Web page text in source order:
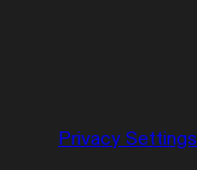
Privacy Settings